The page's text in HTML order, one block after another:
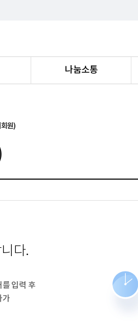
나눔소통
원)
다.
를 입력 후
가